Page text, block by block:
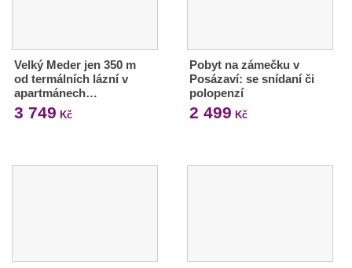
Velký Meder jen 350 m
od termálních lázní v
apartmánech…
3 749 Kč
Pobyt na zámečku v
Posázaví: se snídaní či
polopenzí
2 499 Kč